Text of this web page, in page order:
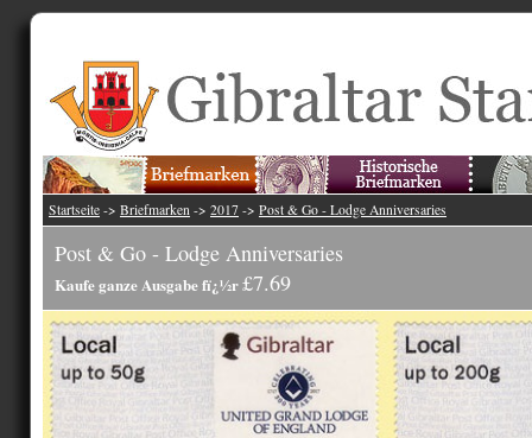
Startseite -> Briefmarken -> 2017 -> Post & Go - Lodge Anniversaries
Post & Go - Lodge Anniversaries
Kaufe ganze Ausgabe fï¿½r£7.69